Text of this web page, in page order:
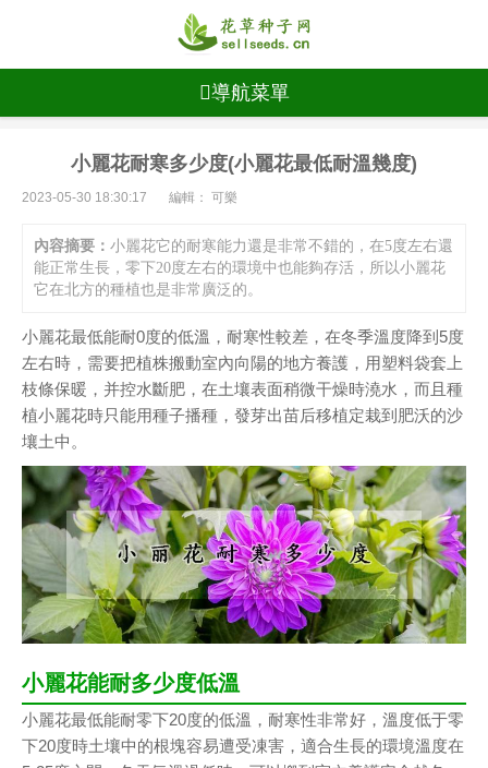
導航菜單
小麗花耐寒多少度(小麗花最低耐溫幾度)
2023-05-30 18:30:17 編輯： 可樂
內容摘要： 小麗花它的耐寒能力還是非常不錯的，在5度左右還
能正常生長，零下20度左右的環境中也能夠存活，所以小麗花
它在北方的種植也是非常廣泛的。
小麗花最低能耐0度的低溫，耐寒性較差，在冬季溫度降到5度
左右時，需要把植株搬動室內向陽的地方養護，用塑料袋套上
枝條保暖，并控水斷肥，在土壤表面稍微干燥時澆水，而且種
植小麗花時只能用種子播種，發芽出苗后移植定栽到肥沃的沙
壤土中。
小麗花能耐多少度低溫
小麗花最低能耐零下20度的低溫，耐寒性非常好，溫度低于零
下20度時土壤中的根塊容易遭受凍害，適合生長的環境溫度在